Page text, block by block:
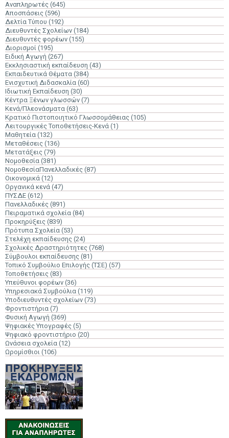
Αναπληρωτές (645)
Αποσπάσεις (596)
Δελτία Τύπου (192)
Διευθυντές Σχολείων (184)
Διευθυντές φορέων (155)
Διορισμοί (195)
Ειδική Αγωγή (267)
Εκκλησιαστική εκπαίδευση (43)
Εκπαιδευτικά Θέματα (384)
Ενισχυτική Διδασκαλία (60)
Ιδιωτική Εκπαίδευση (30)
Κέντρα Ξένων γλωσσών (7)
Κενά/Πλεονάσματα (63)
Κρατικό Πιστοποιητικό Γλωσσομάθειας (105)
Λειτουργικές Τοποθετήσεις-Κενά (1)
Μαθητεία (132)
Μεταθέσεις (136)
Μετατάξεις (79)
Νομοθεσία (381)
ΝομοθεσίαΠανελλαδικές (87)
Οικονομικά (12)
Οργανικά κενά (47)
ΠΥΣΔΕ (612)
Πανελλαδικές (891)
Πειραματικά σχολεία (84)
Προκηρύξεις (839)
Πρότυπα Σχολεία (53)
Στελέχη εκπαίδευσης (24)
Σχολικές Δραστηριότητες (768)
Σύμβουλοι εκπαίδευσης (81)
Τοπικό Συμβούλιο Επιλογής (ΤΣΕ) (57)
Τοποθετήσεις (83)
Υπεύθυνοι φορέων (36)
Υπηρεσιακά Συμβούλια (119)
Υποδιευθυντές σχολείων (73)
Φροντιστήρια (7)
Φυσική Αγωγή (369)
Ψηφιακές Υπογραφές (5)
Ψηφιακό φροντιστήριο (20)
Ωνάσεια σχολεία (12)
Ωρομίσθιοι (106)